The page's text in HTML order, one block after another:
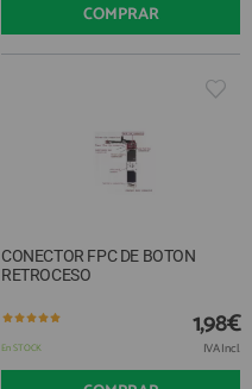
COMPRAR
CONECTOR FPC DE BOTON
RETROCESO
En STOCK
1,98€
IVA Incl.